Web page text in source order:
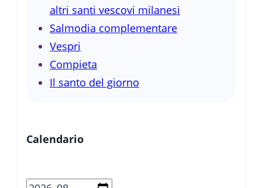
altri santi vescovi milanesi
Salmodia complementare
Vespri
Compieta
Il santo del giorno
Calendario